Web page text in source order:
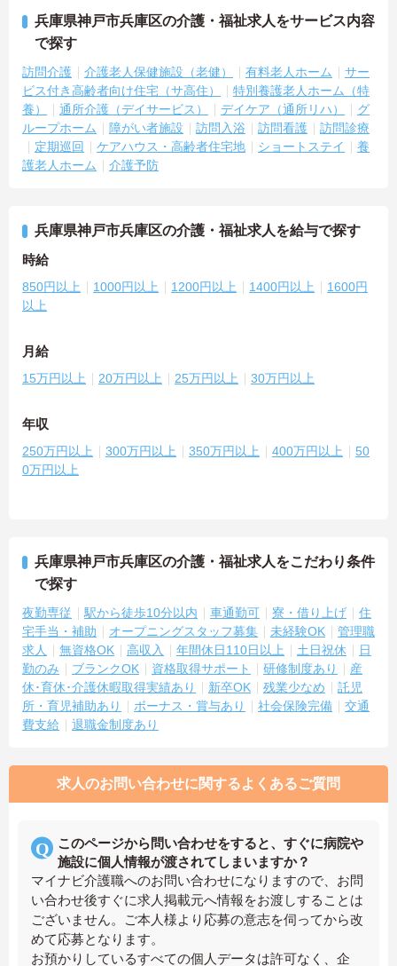
兵庫県神戸市兵庫区の介護・福祉求人をサービス内容
で探す
訪問介護 介護老人保健施設（老健） 有料老人ホーム
サー
ビス付き高齢者向け住宅（サ高住）
特別養護老人ホーム（特
養）
通所介護（デイサービス） デイケア（通所リハ）
グ
ループホーム
障がい者施設 訪問入浴 訪問看護
訪問診療
定期巡回
ケアハウス・高齢者住宅地 ショートステイ
養
護老人ホーム
介護予防
兵庫県神戸市兵庫区の介護・福祉求人を給与で探す
時給
850円以上 1000円以上 1200円以上 1400円以上
1600円
以上
月給
15万円以上 20万円以上 25万円以上 30万円以上
年収
250万円以上 300万円以上 350万円以上 400万円以上
50
0万円以上
兵庫県神戸市兵庫区の介護・福祉求人をこだわり条件
で探す
夜勤専従 駅から徒歩10分以内 車通勤可 寮・借り上げ
住
宅手当・補助
オープニングスタッフ募集 未経験OK
管理職
求人
無資格OK 高収入 年間休日110日以上 土日祝休
日
勤のみ
ブランクOK 資格取得サポート 研修制度あり
産
休･育休･介護休暇取得実績あり
新卒OK 残業少なめ
託児
所・育児補助あり
ボーナス・賞与あり 社会保険完備
交通
費支給
退職金制度あり
求人のお問い合わせに関するよくあるご質問
このページから問い合わせをすると、すぐに病院や
施設に個人情報が渡されてしまいますか？
マイナビ介護職へのお問い合わせになりますので、お問
い合わせ後すぐに求人掲載元へ情報をお渡しすることは
ございません。ご本人様より応募の意志を伺ってから改
めて応募となります。
お預かりしているすべての個人データは許可なく、企